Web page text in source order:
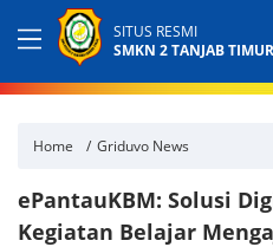
SITUS RESMI
SMKN 2 TANJAB TIMUR
Home Griduvo News
ePantauKBM: Solusi
Kegiatan Belajar